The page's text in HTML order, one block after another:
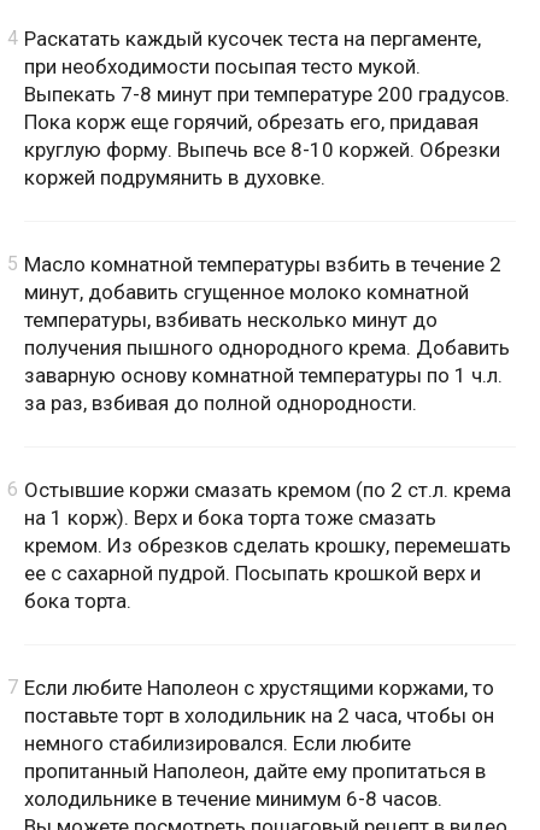
Раскатать каждый кусочек теста на пергаменте,
при необходимости посыпая тесто мукой.
Выпекать 7-8 минут при температуре 200 градусов.
Пока корж еще горячий, обрезать его, придавая
круглую форму. Выпечь все 8-10 коржей. Обрезки
коржей подрумянить в духовке.
Масло комнатной температуры взбить в течение 2
минут, добавить сгущенное молоко комнатной
температуры, взбивать несколько минут до
получения пышного однородного крема. Добавить
заварную основу комнатной температуры по 1 ч.л.
за раз, взбивая до полной однородности.
Остывшие коржи смазать кремом (по 2 ст.л. крема
на 1 корж). Верх и бока торта тоже смазать
кремом. Из обрезков сделать крошку, перемешать
ее с сахарной пудрой. Посыпать крошкой верх и
бока торта.
Если любите Наполеон с хрустящими коржами, то
поставьте торт в холодильник на 2 часа, чтобы он
немного стабилизировался. Если любите
пропитанный Наполеон, дайте ему пропитаться в
холодильнике в течение минимум 6-8 часов.